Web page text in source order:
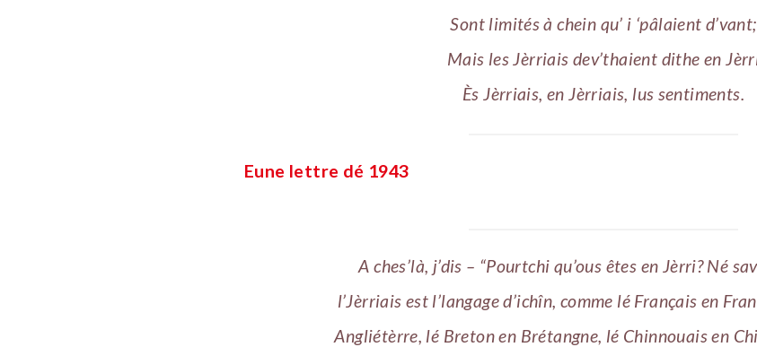
Sont limités à chein qu’ i ‘pâlaient d’vant;
Mais les Jèrriais dev’thaient dithe en
Ès Jèrriais, en Jèrriais, lus sentiments.
Eune lettre dé 1943
A ches’là, j’dis – “Pourtchi qu’ous êtes en Jèrri? Né
l’Jèrriais est l’langage d’ichîn, comme lé Français en
Angliétèrre, lé Breton en Brétangne, lé Chinnouais en